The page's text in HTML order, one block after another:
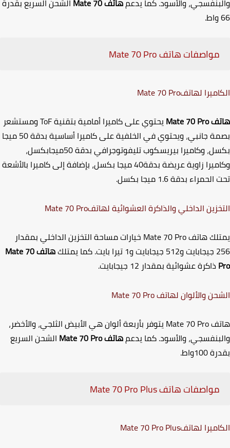
،والأسود. كما يدعمهاتفMate 70الشحن السريع بقدرة
مواصفات هاتفMate 70 Pro
لهاتفMate 70 Pro
Mate 70 Proيحتوي على كاميرا أمامية بتقنيةToFومستشعر
جانبي،
ويحتوي في الخلفية على كاميرا أساسية بدقة 50 ميجا
،وكاميرا بيريسكوب تليفوتوجرافي بدقة 50ميجابكسل
،
وكاميرا زاوية عريضة بدقة40 ميجا بكسل، بإضافة إلى كاميرا بالأشعة
الحمراء بدقة1.6ميجا بكسل.
الداخلي والذاكرة العشوائية لهاتفMate 70 Pro
هاتفMate 70 Proخيارات مساحة التخزين الداخلي بمقدار
يمتلك
هاتفMate 70
ذاكرة عشوائية بمقدار 12 جيجابايت.
والألوان لهاتفMate 70 Pro
Mate 70 Proيتوفر بأربعة ألوان هي الأبيض الثلجي،والأخضر،
،والأسود. كما يدعمهاتف Mate 70 Pro
الشحن السريع
مواصفات هاتفMate 70 Pro Plus
لهاتفMate 70 Pro Plus